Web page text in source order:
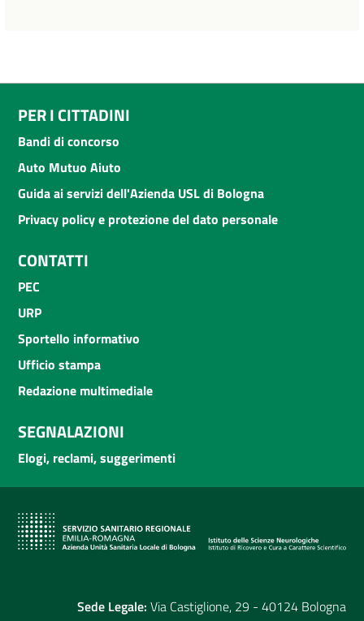
PER I CITTADINI
Bandi di concorso
Auto Mutuo Aiuto
Guida ai servizi dell'Azienda USL di Bologna
Privacy policy e protezione del dato personale
CONTATTI
PEC
URP
Sportello informativo
Ufficio stampa
Redazione multimediale
SEGNALAZIONI
Elogi, reclami, suggerimenti
Sede Legale: Via Castiglione, 29 - 40124 Bologna